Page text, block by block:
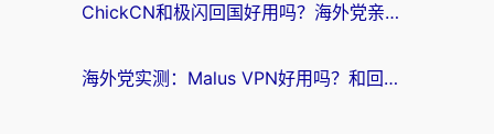
ChickCN和极闪回国好用吗？海外党亲测3款加速器，教你选对不踩坑
海外党实测：Malus VPN好用吗？和回国VPN对比哪个回国效果更好？附真实体验与加速器推荐